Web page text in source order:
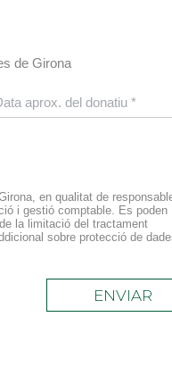
de Girona
en qualitat de
i gestió comptable. Es poden
la limitació del tractament
sobre protecció de
ENVIAR